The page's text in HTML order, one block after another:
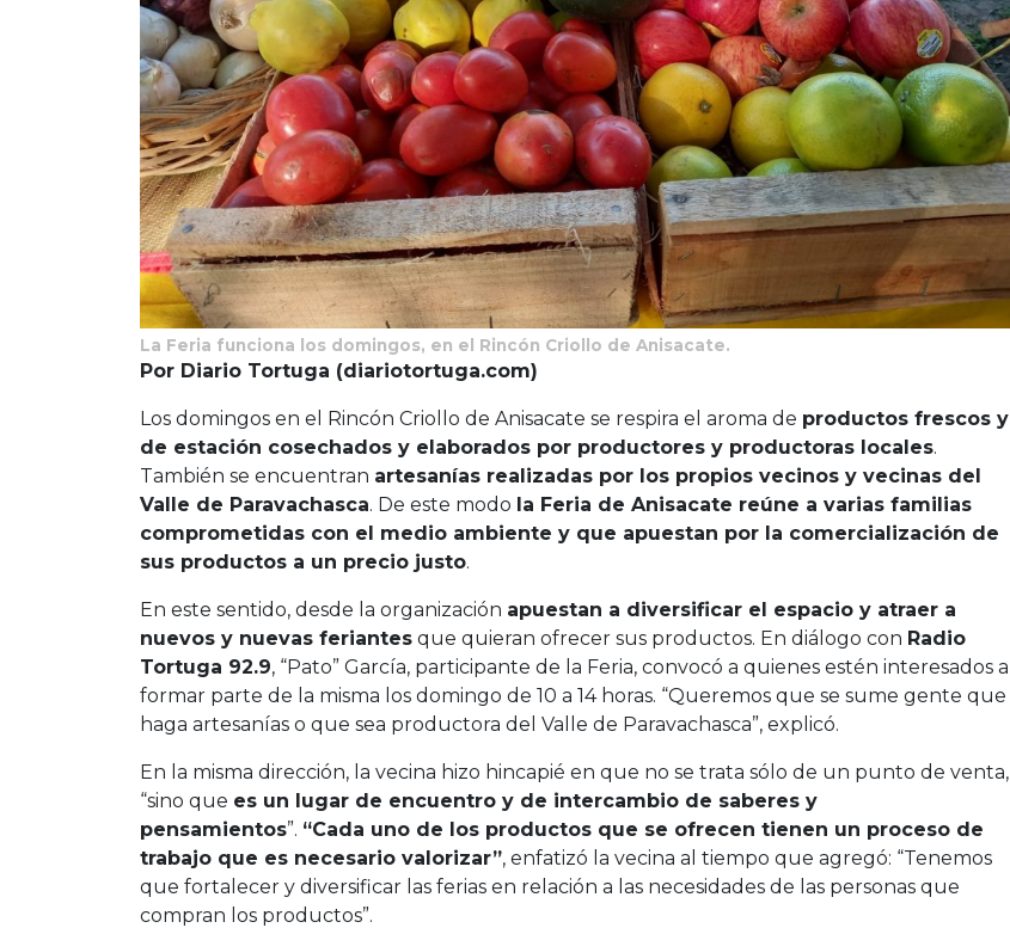
La Feria funciona los domingos, en el Rincón Criollo de Anisacate.
Por Diario Tortuga (diariotortuga.com)
Los domingos en el Rincón Criollo de Anisacate se respira el aroma de productos frescos y
de estación cosechados y elaborados por productores y productoras locales.
También se encuentran artesanías realizadas por los propios vecinos y vecinas del
Valle de Paravachasca. De este modo la Feria de Anisacate reúne a varias familias
comprometidas con el medio ambiente y que apuestan por la comercialización de
sus productos a un precio justo.
En este sentido, desde la organización apuestan a diversificar el espacio y atraer a
nuevos y nuevas feriantes que quieran ofrecer sus productos. En diálogo con Radio
Tortuga 92.9, “Pato” García, participante de la Feria, convocó a quienes estén interesados a
formar parte de la misma los domingo de 10 a 14 horas. “Queremos que se sume gente que
haga artesanías o que sea productora del Valle de Paravachasca”, explicó.
En la misma dirección, la vecina hizo hincapié en que no se trata sólo de un punto de venta,
“sino que es un lugar de encuentro y de intercambio de saberes y
pensamientos”. “Cada uno de los productos que se ofrecen tienen un proceso de
trabajo que es necesario valorizar”, enfatizó la vecina al tiempo que agregó: “Tenemos
que fortalecer y diversificar las ferias en relación a las necesidades de las personas que
compran los productos”.